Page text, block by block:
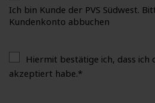
Ich bin Kunde der PVS Südwest.
Kundenkonto abbuchen
Hiermit bestätige ich, dass ich
akzeptiert habe.*